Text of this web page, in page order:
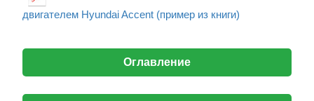
двигателем Hyundai Accent (пример из книги)
Оглавление